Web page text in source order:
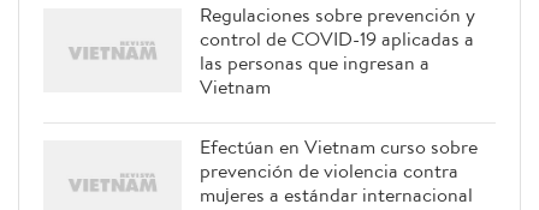
Regulaciones sobre prevención y
control de COVID-19 aplicadas a
las personas que ingresan a
Vietnam
Efectúan en Vietnam curso sobre
prevención de violencia contra
mujeres a estándar internacional